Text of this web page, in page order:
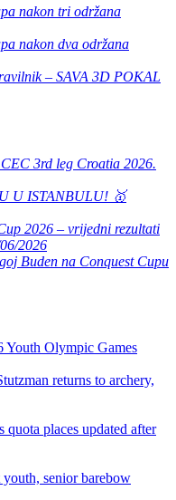
nakon tri održana
nakon dva održana
– SAVA 3D POKAL
3rd leg Croatia 2026.
U ISTANBULU! 🥇
2026 – vrijedni rezultati
2026
Buden na Conquest Cupu
Youth Olympic Games
returns to archery,
places updated after
senior barebow